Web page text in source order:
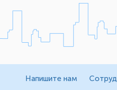
Напишите нам